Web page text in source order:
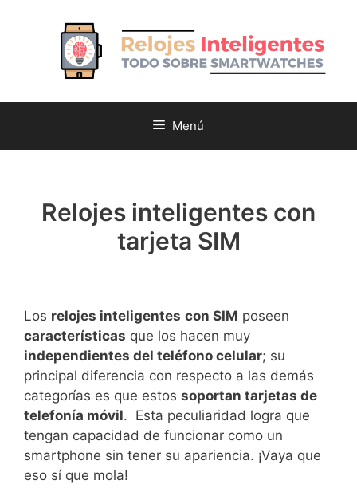
Menú
Relojes inteligentes con
tarjeta SIM
Los relojes inteligentes con SIM poseen
características que los hacen muy
independientes del teléfono celular; su
principal diferencia con respecto a las demás
categorías es que estos soportan tarjetas de
telefonía móvil. Esta peculiaridad logra que
tengan capacidad de funcionar como un
smartphone sin tener su apariencia. ¡Vaya que
eso sí que mola!